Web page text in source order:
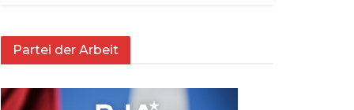
Partei der Arbeit